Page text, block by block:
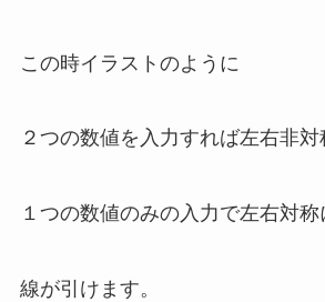
この時イラストのように
２つの数値を入力すれば左右非対
１つの数値のみの入力で左右対称
線が引けます。